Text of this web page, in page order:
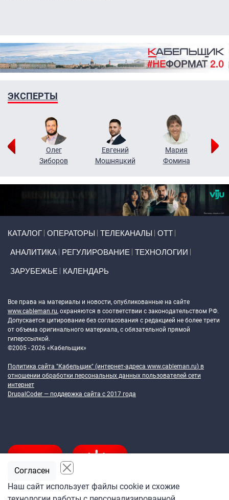
ЭКСПЕРТЫ
Олег
Зиборов
Евгений
Мошняцкий
Мария
Фомина
КАТАЛОГ ОПЕРАТОРЫ ТЕЛЕКАНАЛЫ ОТТ
АНАЛИТИКА РЕГУЛИРОВАНИЕ ТЕХНОЛОГИИ
ЗАРУБЕЖЬЕ КАЛЕНДАРЬ
Все права на материалы и новости, опубликованные на сайте
www.cableman.ru, охраняются в соответствии с законодательством РФ.
Допускается цитирование без согласования с редакцией не более трети
от объема оригинального материала, с обязательной прямой
гиперссылкой.
©2005 - 2026 «Кабельщик»
Политика сайта "Кабельщик" (интернет-адреса www.cableman.ru) в
отношении обработки персональных данных пользователей сети
интернет
DrupalCoder — поддержка сайта c 2017 года
Наш сайт использует файлы cookie и схожие
Согласен